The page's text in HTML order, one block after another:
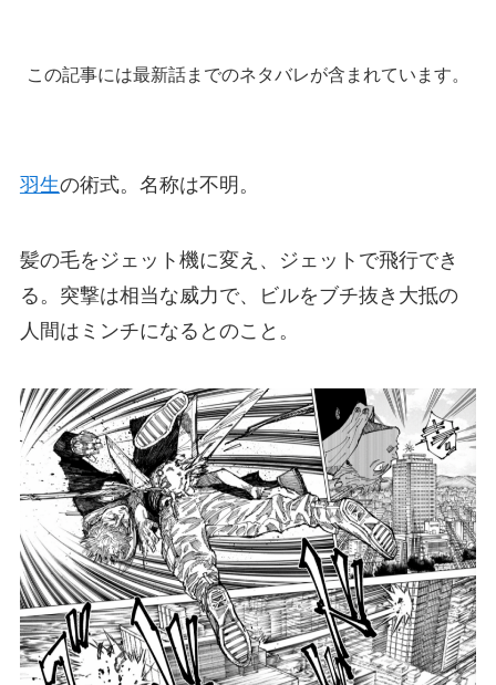
この記事には最新話までのネタバレが含まれています。
羽生の術式。名称は不明。
髪の毛をジェット機に変え、ジェットで飛行でき
る。突撃は相当な威力で、ビルをブチ抜き大抵の
人間はミンチになるとのこと。